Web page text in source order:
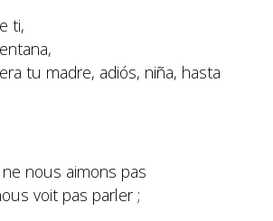
ti,
tu madre, adiós, niña, hasta
nous aimons pas
voit pas parler ;